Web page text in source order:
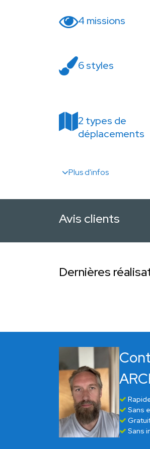
4 missions
6 styles
2 types de
déplacements
Plus d'infos
Avis clients
Dernières
Sans
Sans